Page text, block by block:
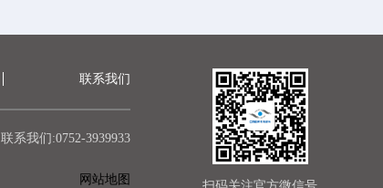
联系我们
联系我们:0752-3939933
网站地图